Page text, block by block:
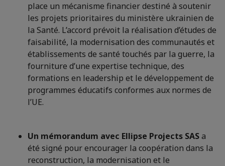
place un mécanisme financier destiné à soutenir
les projets prioritaires du ministère ukrainien de
la Santé. L’accord prévoit la réalisation d’études de
faisabilité, la modernisation des communautés et
établissements de santé touchés par la guerre, la
fourniture d’une expertise technique, des
formations en leadership et le développement de
programmes éducatifs conformes aux normes de
l’UE.
Un mémorandum avec Ellipse Projects SASa
été signé pour encourager la coopération dans la
reconstruction, la modernisation et le